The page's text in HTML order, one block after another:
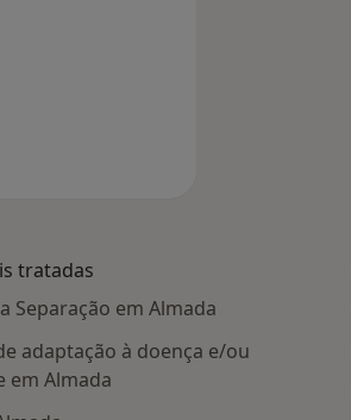
tratadas
Separação em Almada
adaptação à doença e/ou
em Almada